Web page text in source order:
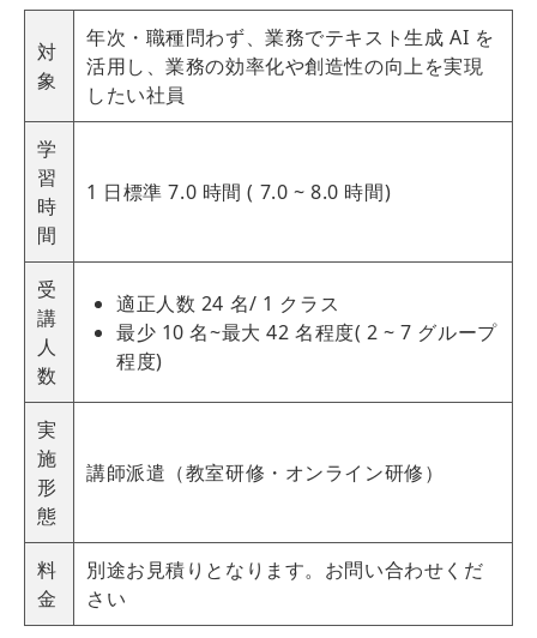
対
象
年次・職種問わず、業務でテキスト生成 AI を
活用し、業務の効率化や創造性の向上を実現
したい社員
学
習
時
間
1 日標準 7.0 時間 ( 7.0 ~ 8.0 時間)
受
講
人
数
適正人数 24 名/ 1 クラス
最少 10 名~最大 42 名程度( 2 ~ 7 グループ
程度)
実
施
形
態
講師派遣（教室研修・オンライン研修）
料
金
別途お見積りとなります。お問い合わせくだ
さい